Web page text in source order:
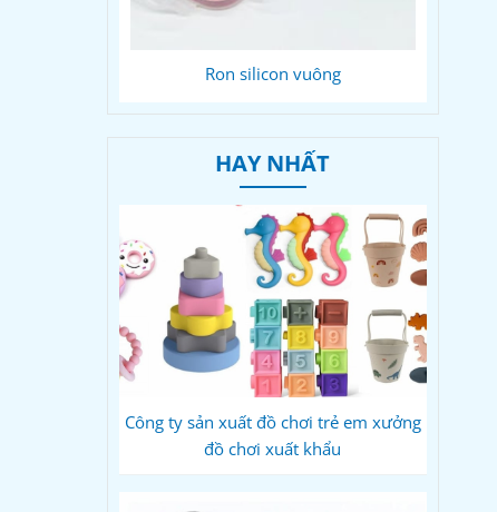
Ron silicon vuông
HAY NHẤT
Công ty sản xuất đồ chơi trẻ em xưởng
đồ chơi xuất khẩu